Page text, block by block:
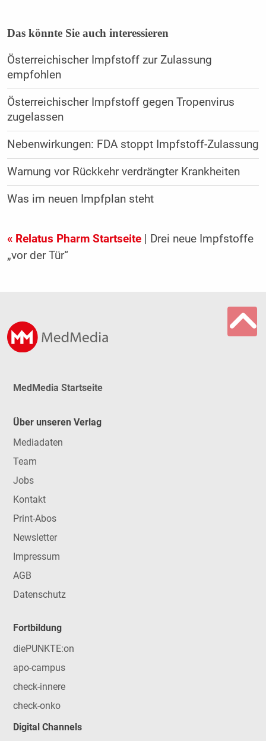
Das könnte Sie auch interessieren
Österreichischer Impfstoff zur Zulassung
empfohlen
Österreichischer Impfstoff gegen Tropenvirus
zugelassen
Nebenwirkungen: FDA stoppt Impfstoff-Zulassung
Warnung vor Rückkehr verdrängter Krankheiten
Was im neuen Impfplan steht
« Relatus Pharm Startseite| Drei neue Impfstoffe
„vor der Tür“
MedMedia Startseite
Über unseren Verlag
Mediadaten
Team
Jobs
Kontakt
Print-Abos
Newsletter
Impressum
AGB
Datenschutz
Fortbildung
diePUNKTE:on
apo-campus
check-innere
check-onko
Digital Channels